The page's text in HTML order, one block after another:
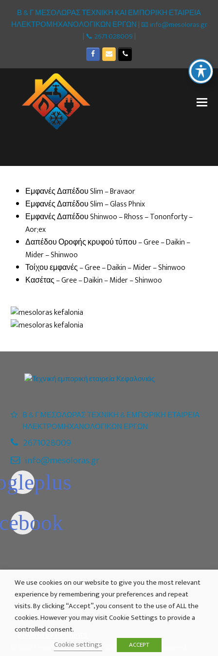
Β & Γ ΜΕΣΟΛΩΡΑΣ ΤΕΧΝΙΚΗ ΚΑΙ ΕΜΠΟΡΙΚΗ ΕΤΑΙΡΕΙΑ
ΗΛΕΚΤΡΟΜΗΧΑΝΟΛΟΓΙΚΩΝ ΕΡΓΩΝ | 📧 info@mesoloras.gr
| 📞 2671 028009 |
Facebook EmailPhone
Εμφανές Δαπέδου Slim – Bravaor
Εμφανές Δαπέδου Slim – Glass Phnix
Εμφανές Δαπέδου Shinwoo – Rhoss – Tononforty –
Aor;ex
Δαπέδου Οροφής κρυφού τύπου – Gree – Daikin –
Mider – Shinwoo
Τοίχου εμφανές – Gree – Daikin – Mider – Shinwoo
Κασέτας – Gree – Daikin – Mider – Shinwoo
Β & Γ ΜΕΣΟΛΩΡΑΣ ΤΕΧΝΙΚΗ & ΕΜΠΟΡΙΚΗ ΕΤΑΙΡΕΙΑ
ΗΛΕΚΤΡΟΜΗΧΑΝΟΛΟΓΙΚΩΝ ΕΡΓΩΝ
2671028009
info@mesoloras.gr
powered byInfoline ITS
© 2023 Mesoloras Τεχνική Εμπορική . All Rights Reserved
We use cookies on our website to give you the most relevant
experience by remembering your preferences and repeat
visits. By clicking “Accept”, you consent to the use of ALL the
cookies. However you may visit Cookie Settings to provide a
controlled consent.
Cookie settings
ACCEPT